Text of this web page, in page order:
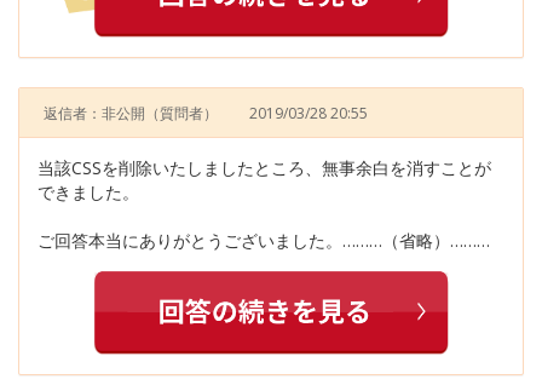
返信者：非公開 （質問者） 2019/03/28 20:55
当該CSSを削除いたしましたところ、無事余白を消すことが
できました。
ご回答本当にありがとうございました。………（省略）………